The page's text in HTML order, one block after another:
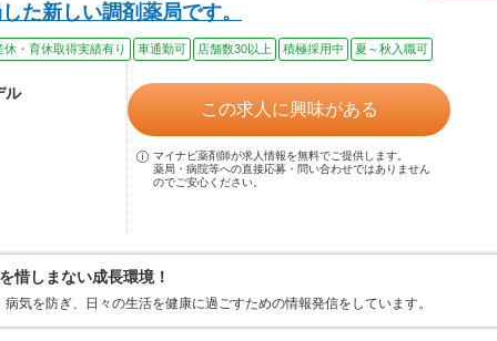
た新しい調剤薬局です。
休・育休取得実績有り 車通勤可 店舗数30以上 積極採用中 夏～秋入職可
ル
この求人に興味がある
マイナビ薬剤師が求人情報を無料でご提供します。
薬局・病院等への直接応募・問い合わせではありません
のでご安心ください。
惜しまない成長環境！
気を防ぎ、日々の生活を健康に過ごすための情報発信をしています。